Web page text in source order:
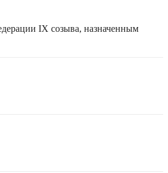
IX созыва, назначенным